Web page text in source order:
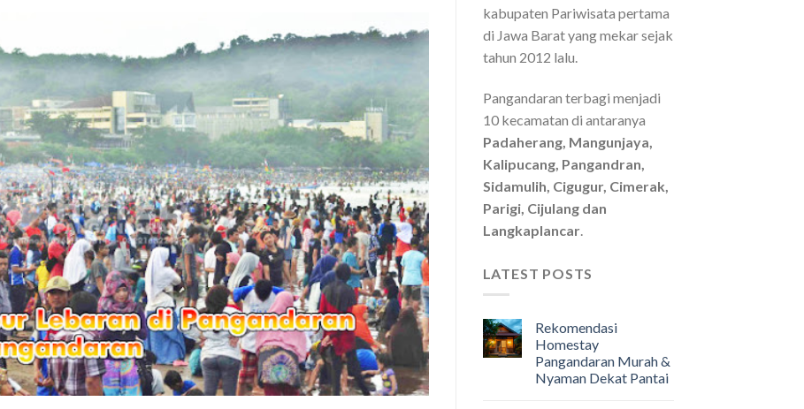
kabupaten Pariwisata pertama
di Jawa Barat yang mekar sejak
tahun 2012 lalu.
Pangandaran terbagi menjadi
10 kecamatan di antaranya
Padaherang, Mangunjaya,
Kalipucang, Pangandran,
Sidamulih, Cigugur, Cimerak,
Parigi, Cijulang dan
Langkaplancar.
LATEST POSTS
Rekomendasi
Homestay
Pangandaran Murah &
Nyaman Dekat Pantai